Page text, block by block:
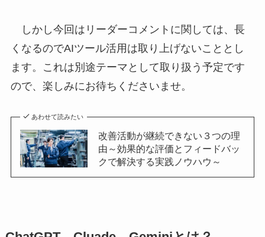
しかし今回はリーダーコメントに関しては、長
くなるのでAIツール活用は取り上げないこととし
ます。これは別途テーマとして取り扱う予定です
ので、楽しみにお待ちくださいませ。
あわせて読みたい
改善活動が継続できない３つの理
由～効果的な評価とフィードバッ
クで解決する実践ノウハウ～